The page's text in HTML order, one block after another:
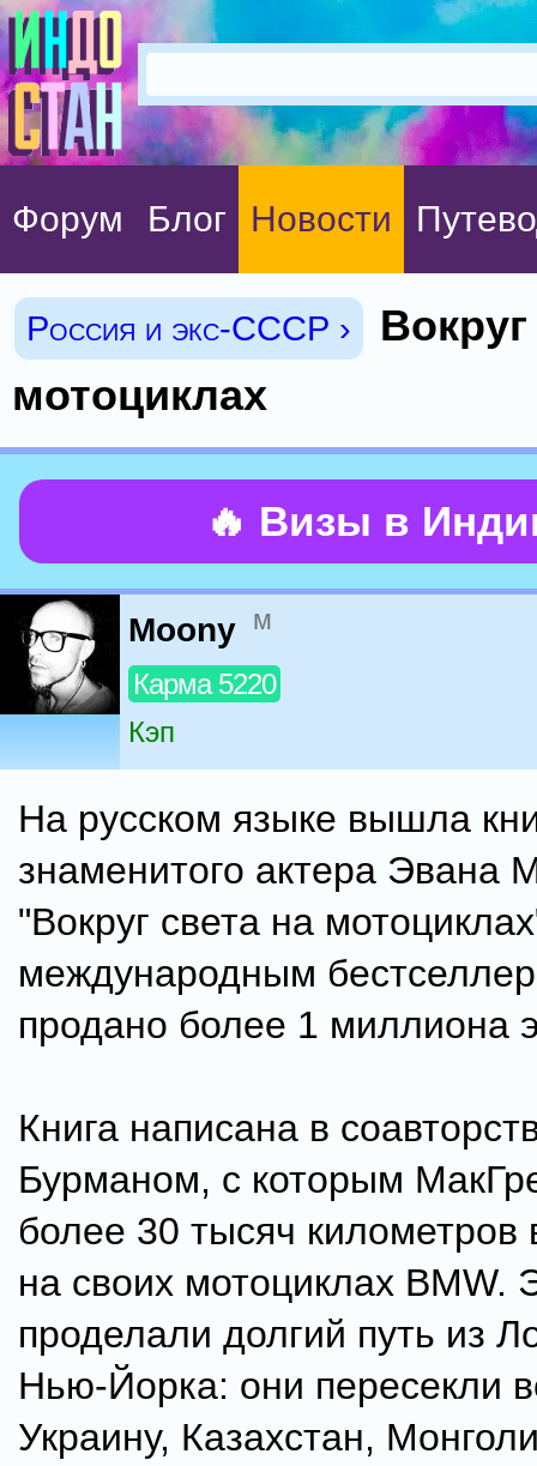
Форум Блог Новости
Россия и экс-СССР ›
мотоциклах
🔥 Визы в
Moony м
Карма 5220
Кэп
На русском языке вышла
знаменитого актера Эвана
"Вокруг света на
международным
продано более 1 миллиона
Книга написана в
Бурманом, с которым
более 30 тысяч километров
на своих мотоциклах BMW.
проделали долгий путь из
Нью-Йорка: они пересекли
Украину, Казахстан,